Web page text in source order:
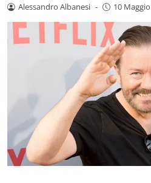
Alessandro Albanesi - 10